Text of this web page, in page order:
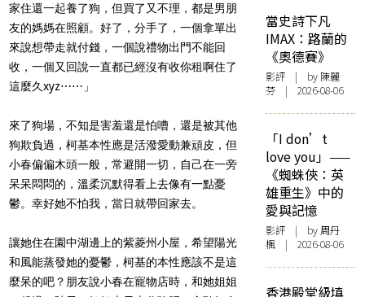
家住還一起養了狗，但買了又不理，都是男朋
友的媽媽在照顧。好了，分手了，一個拿單出
來說想帶走就付錢，一個說禮物出門不能回
收，一個又回說一直都已經沒有收你租啊住了
這麼久xyz⋯⋯」
來了狗場，不知是害羞還是怕嘈，還是被其他
狗欺負過，柯基本性應是活潑愛動兼頑皮，但
小春偏偏木頭一般，常避開一切，自己在一旁
呆呆悶悶的，溫柔沉默得看上去像有一點憂
鬱。幸好她不怕我，當日就帶回家去。
讓她住在園中湖邊上的紫菱州小屋，希望陽光
和風能蒸發她的憂鬱，柯基的本性應該不是這
麼呆的吧？朋友說小春在寵物店時，和她姐姐
當史詩下凡
IMAX：路蘭的
《奧德賽》
影評 | by 陳麗
芬 | 2026-08-06
「I don’t
love you」——
《蜘蛛俠：英
雄重生》中的
愛與記憶
影評 | by周丹
楓 | 2026-08-06
香港殿堂級填